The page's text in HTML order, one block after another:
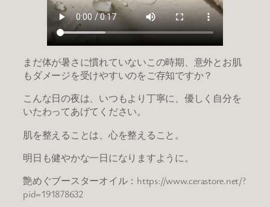
まだ体が暑さに慣れていないこの時期、意外とお肌
もダメージを受けやすいのをご存知ですか？
こんな日の夜は、いつもより丁寧に、優しく自分を
いたわってあげてください。
肌を整えることは、心を整えること。
明日も健やかな一日になりますように。
艶めぐブースターオイル：https://www.cerastore.net/?
pid=191878632